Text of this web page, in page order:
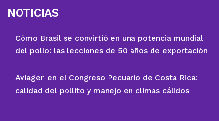
NOTICIAS
Cómo Brasil se convirtió en una potencia mundial
del pollo: las lecciones de 50 años de exportación
Aviagen en el Congreso Pecuario de Costa Rica:
calidad del pollito y manejo en climas cálidos